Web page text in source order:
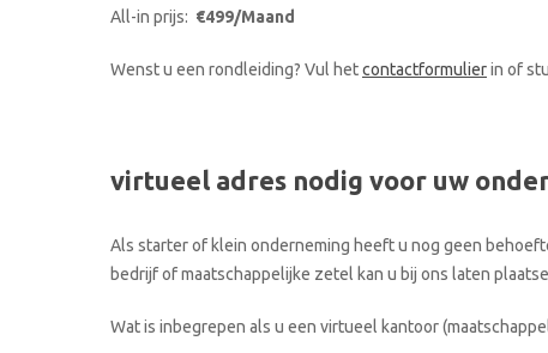
All-in prijs: €499/Maand
Wenst u een rondleiding? Vul hetcontactformulierin of
virtueel adres nodig voor uw
Als starter of klein onderneming heeft u nog geen
bedrijf of maatschappelijke zetel kan u bij ons laten
Wat is inbegrepen als u een virtueel kantoor